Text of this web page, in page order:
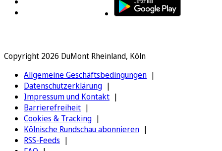
Copyright 2026 DuMont Rheinland, Köln
Allgemeine Geschäftsbedingungen
Datenschutzerklärung
Impressum und Kontakt
Barrierefreiheit
Cookies & Tracking
Kölnische Rundschau abonnieren
RSS-Feeds